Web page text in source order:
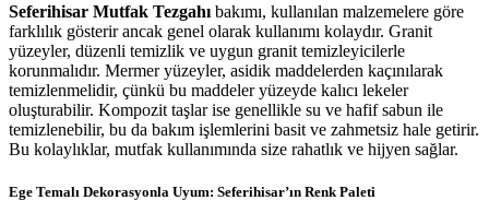
Seferihisar Mutfak Tezgahı bakımı, kullanılan malzemelere göre
farklılık gösterir ancak genel olarak kullanımı kolaydır. Granit
yüzeyler, düzenli temizlik ve uygun granit temizleyicilerle
korunmalıdır. Mermer yüzeyler, asidik maddelerden kaçınılarak
temizlenmelidir, çünkü bu maddeler yüzeyde kalıcı lekeler
oluşturabilir. Kompozit taşlar ise genellikle su ve hafif sabun ile
temizlenebilir, bu da bakım işlemlerini basit ve zahmetsiz hale getirir.
Bu kolaylıklar, mutfak kullanımında size rahatlık ve hijyen sağlar.
Ege Temalı Dekorasyonla Uyum: Seferihisar’ın Renk Paleti